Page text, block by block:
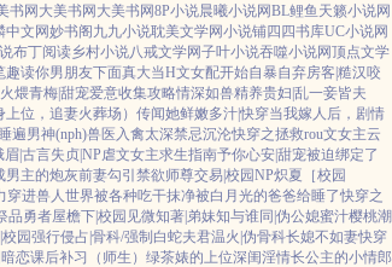
书网 大美书网 大美书网8P小说晨曦小说网BL鲤鱼 天籁小说网
中文网妙书阁 九九小说耽美文学网小说铺四四书库UC小说网
布丁阅读乡村小说八戒文学网子叶小说吞噬小说网顶点文学
趣读你男朋友下面真大当H文女配开始自暴自弃房客|糙汉咬
煨青梅|甜宠爱意收集攻略情深如兽精养贵妇|乱一妾皆夫
位，追妻火葬场） 传闻她鲜嫩多汁|快穿当我嫁人后，剧情
遍男神(nph)兽医 入禽太深禁忌沉沦快穿之拯救rou文女主云
眉|古言失贞|NP虐文女主求生指南予你心安|甜宠被迫绑定了
男主的炮灰前妻勾引禁欲师尊交易|校园NP炽夏［校园
穿进兽人世界被各种吃干抹净被白月光的爸爸给睡了快穿之
品勇者屋檐下|校园 见微知著|弟妹知与谁同|伪公媳蜜汁樱桃潮
园强行侵占|骨科/强制 白蛇夫君温火|伪骨科长媳不如妻快穿
恋课后补习（师生） 绿茶婊的上位深闺淫情长公主的小情郎